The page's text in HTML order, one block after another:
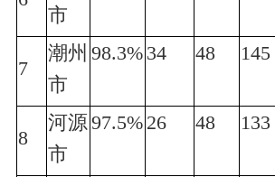
市
7
潮州
市
98.3% 34 48 145
8
河源
市
97.5% 26 48 133